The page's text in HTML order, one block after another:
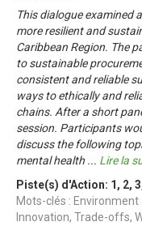
This dialogue examined
more resilient and
Caribbean Region. The
to sustainable
consistent and reliable
ways to ethically and
chains. After a short
session. Participants
discuss the following
mental health ... Lire la
Piste(s) d'Action: 1 , 2, 3
Mots-clés :
Innovation, Trade-offs,